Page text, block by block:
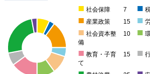
■ 社会保障 7 ■
■ 産業政策 15 ■
■ 社会資本整
備
10 ■
■ 教育・子育
て
15 ■